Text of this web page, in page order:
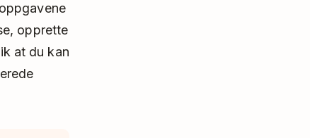
opprette
at du kan